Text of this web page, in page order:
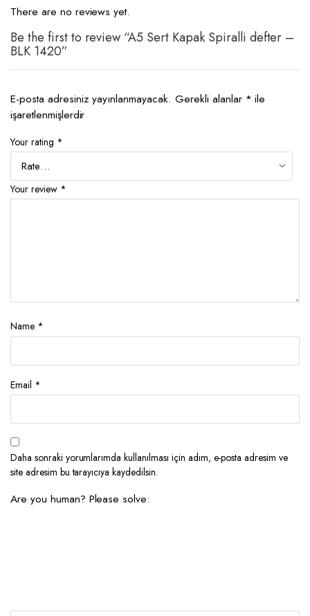
There are no reviews yet.
Be the first to review “A5 Sert Kapak Spiralli defter –
BLK 1420”
E-posta adresiniz yayınlanmayacak. Gerekli alanlar * ile
işaretlenmişlerdir
Your rating *
Your review *
Name *
Email *
Daha sonraki yorumlarımda kullanılması için adım, e-posta adresim ve
site adresim bu tarayıcıya kaydedilsin.
Are you human? Please solve: